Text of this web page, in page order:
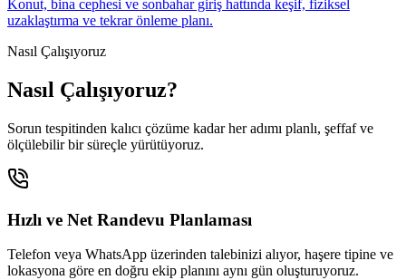
Konut, bina cephesi ve sonbahar giriş hattında keşif, fiziksel
uzaklaştırma ve tekrar önleme planı.
Nasıl Çalışıyoruz
Nasıl Çalışıyoruz?
Sorun tespitinden kalıcı çözüme kadar her adımı planlı, şeffaf ve
ölçülebilir bir süreçle yürütüyoruz.
Hızlı ve Net Randevu Planlaması
Telefon veya WhatsApp üzerinden talebinizi alıyor, haşere tipine ve
lokasyona göre en doğru ekip planını aynı gün oluşturuyoruz.